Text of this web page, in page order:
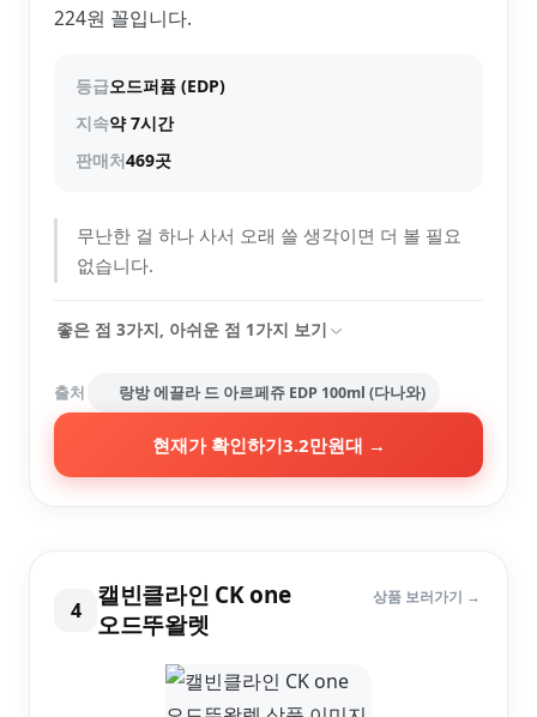
224원 꼴입니다.
등급오드퍼퓸 (EDP)
지속약 7시간
판매처469곳
무난한 걸 하나 사서 오래 쓸 생각이면 더 볼 필요
없습니다.
좋은 점 3가지, 아쉬운 점 1가지 보기
출처 랑방 에끌라 드 아르페쥬 EDP 100ml (다나와)
현재가 확인하기3.2만원대 →
4
캘빈클라인 CK one
오드뚜왈렛
상품 보러가기 →